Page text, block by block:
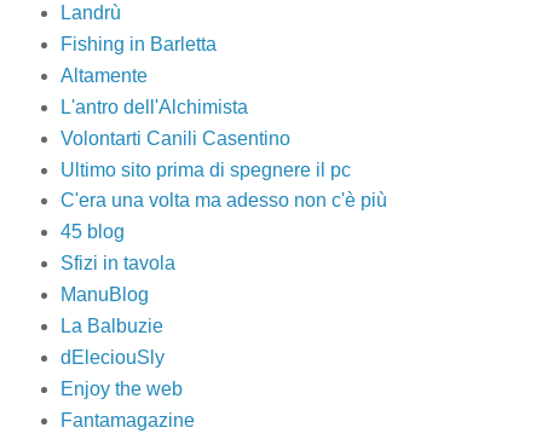
Landrù
Fishing in Barletta
Altamente
L'antro dell'Alchimista
Volontarti Canili Casentino
Ultimo sito prima di spegnere il pc
C'era una volta ma adesso non c'è più
45 blog
Sfizi in tavola
ManuBlog
La Balbuzie
dEleciouSly
Enjoy the web
Fantamagazine